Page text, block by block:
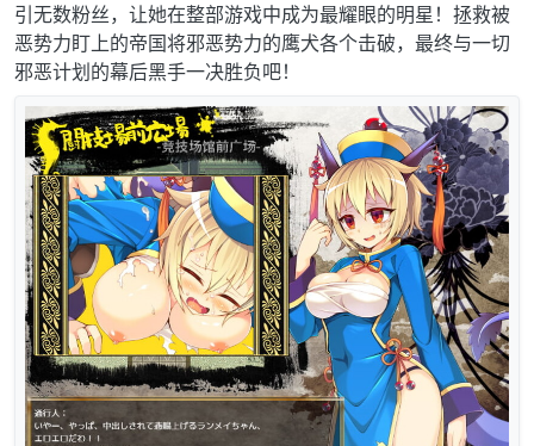
引无数粉丝，让她在整部游戏中成为最耀眼的明星！拯救被
恶势力盯上的帝国将邪恶势力的鹰犬各个击破，最终与一切
邪恶计划的幕后黑手一决胜负吧！